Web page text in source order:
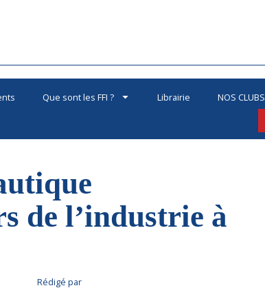
Que sont les FFI ? Librairie NOS CLUBS
de l’industrie à
Rédigé par